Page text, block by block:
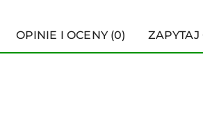
OPINIE I OCENY (0) ZAPYTAJ